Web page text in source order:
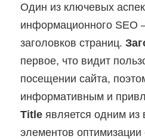
Один из ключевых
информационного SEO
заголовков страниц.
первое, что видит
посещении сайта,
информативным и
Titleявляется одним из
элементов